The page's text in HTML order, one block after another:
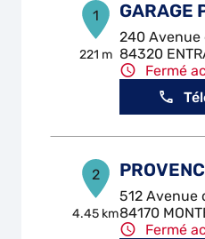
1
221 m
GARAGE
240 Avenue
84320
Fermé
2
4.45 km
512 Avenue
84170
Fermé